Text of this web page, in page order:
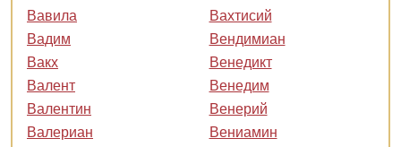
Вавила
Вадим
Вакх
Валент
Валентин
Валериан
Вахтисий
Вендимиан
Венедикт
Венедим
Венерий
Вениамин